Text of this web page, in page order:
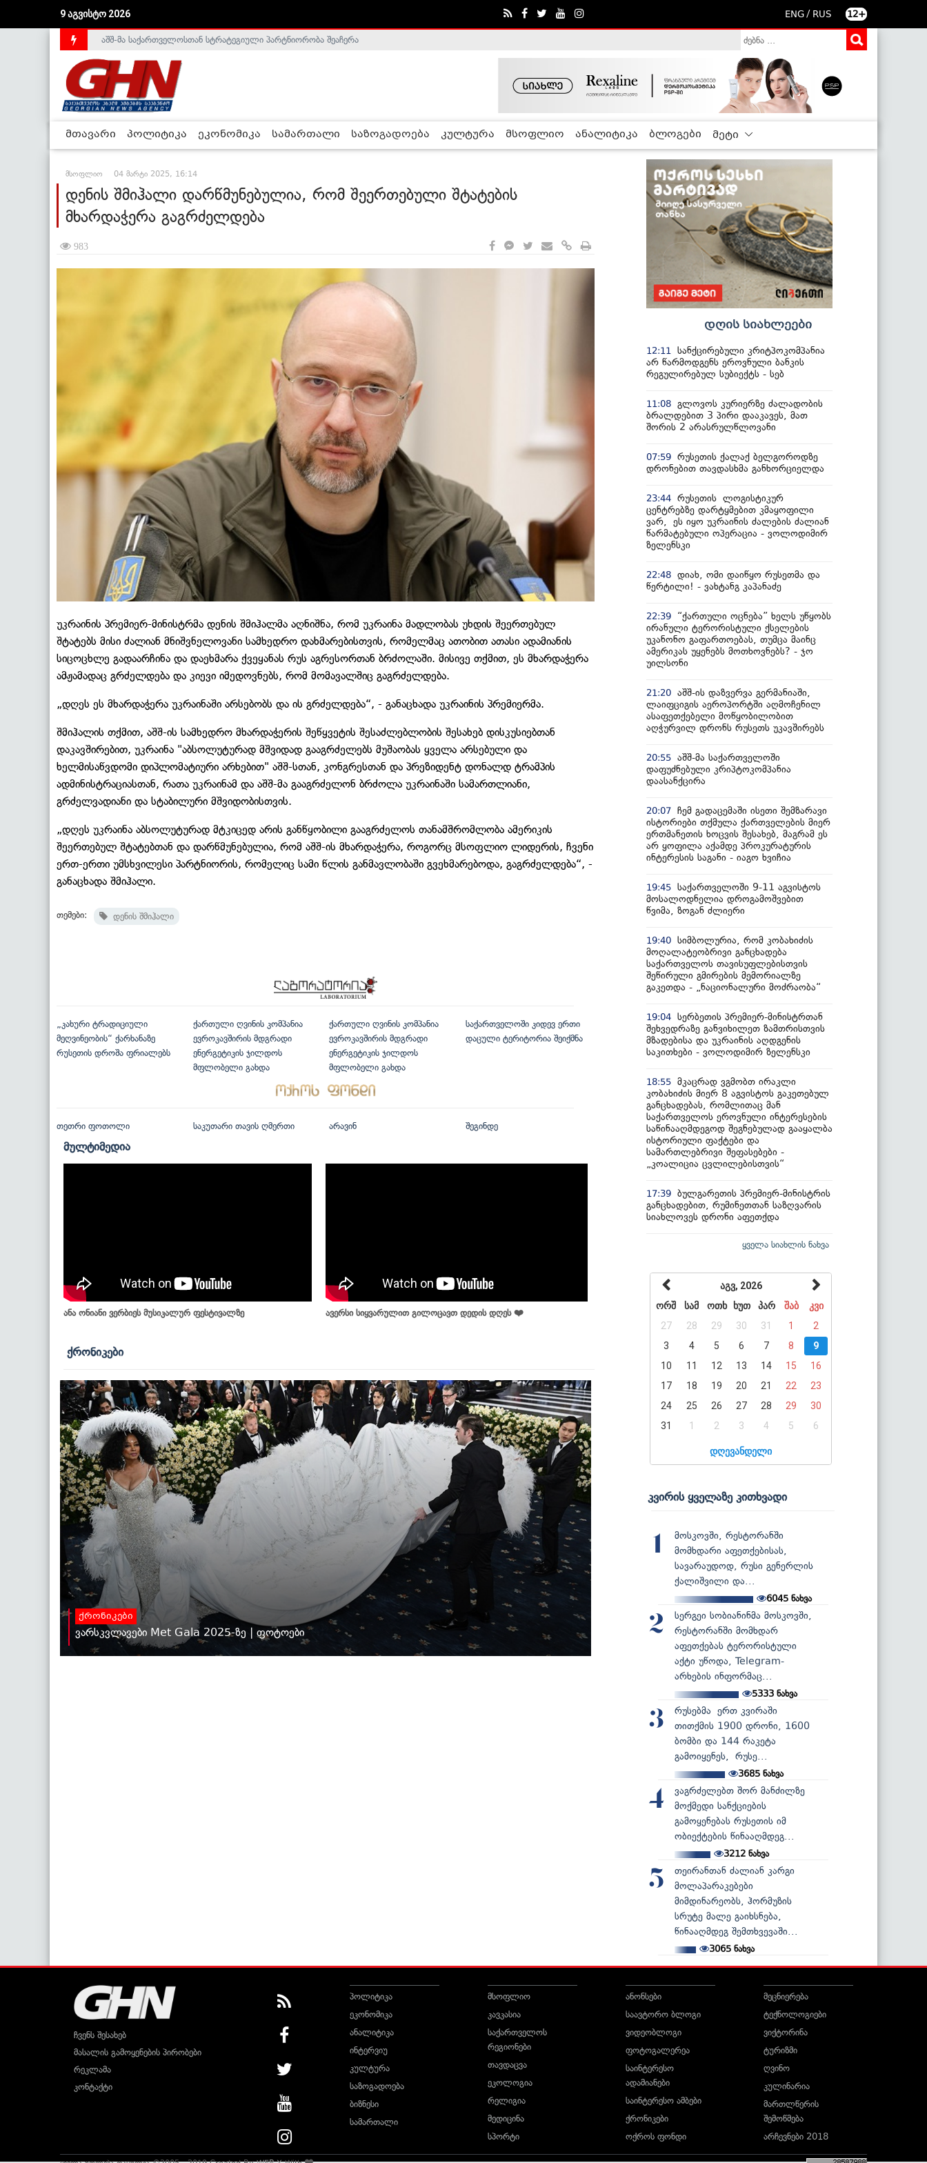
9 აგვისტო 2026 ENG / RUS 12+
საქართველოს დე-ფაქტო მთავრობა არალეგიტიმურია - ჰელსინკის კომისია
აშშ-მა საქართველოსთან სტრატეგიული პარტნიორობა შეაჩერა
მთავარი პოლიტიკა ეკონომიკა სამართალი საზოგადოება კულტურა მსოფლიო ანალიტიკა ბლოგები მეტი
მსოფლიო 04 მარტი 2025, 16:14
დენის შმიჰალი დარწმუნებულია, რომ შეერთებული შტატების
მხარდაჭერა გაგრძელდება
983
უკრაინის პრემიერ-მინისტრმა დენის შმიჰალმა აღნიშნა, რომ უკრაინა მადლობას უხდის შეერთებულ
შტატებს მისი ძალიან მნიშვნელოვანი სამხედრო დახმარებისთვის, რომელმაც ათობით ათასი ადამიანის
სიცოცხლე გადაარჩინა და დაეხმარა ქვეყანას რუს აგრესორთან ბრძოლაში. მისივე თქმით, ეს მხარდაჭერა
ამჟამადაც გრძელდება და კიევი იმედოვნებს, რომ მომავალშიც გაგრძელდება.
„დღეს ეს მხარდაჭერა უკრაინაში არსებობს და ის გრძელდება“, - განაცხადა უკრაინის პრემიერმა.
შმიჰალის თქმით, აშშ-ის სამხედრო მხარდაჭერის შეწყვეტის შესაძლებლობის შესახებ დისკუსიებთან
დაკავშირებით, უკრაინა "აბსოლუტურად მშვიდად გააგრძელებს მუშაობას ყველა არსებული და
ხელმისაწვდომი დიპლომატიური არხებით" აშშ-სთან, კონგრესთან და პრეზიდენტ დონალდ ტრამპის
ადმინისტრაციასთან, რათა უკრაინამ და აშშ-მა გააგრძელონ ბრძოლა უკრაინაში სამართლიანი,
გრძელვადიანი და სტაბილური მშვიდობისთვის.
„დღეს უკრაინა აბსოლუტურად მტკიცედ არის განწყობილი გააგრძელოს თანამშრომლობა ამერიკის
შეერთებულ შტატებთან და დარწმუნებულია, რომ აშშ-ის მხარდაჭერა, როგორც მსოფლიო ლიდერის, ჩვენი
ერთ-ერთი უმსხვილესი პარტნიორის, რომელიც სამი წლის განმავლობაში გვეხმარებოდა, გაგრძელდება“, -
განაცხადა შმიჰალი.
თემები: დენის შმიჰალი
„კახური ტრადიციული
მეღვინეობის“ ქარხანაზე
რუსეთის დროშა ფრიალებს
ქართული ღვინის კომპანია
ევროკავშირის მდგრადი
ენერგეტიკის ჯილდოს
მფლობელი გახდა
ქართული ღვინის კომპანია
ევროკავშირის მდგრადი
ენერგეტიკის ჯილდოს
მფლობელი გახდა
საქართველოში კიდევ ერთი
დაცული ტერიტორია შეიქმნა
თეთრი ფოთოლი საკუთარი თავის ღმერთი არავინ შეგინდე
მულტიმედია
ანა ონიანი ვერბიეს მუსიკალურ ფესტივალზე ავერსი სიყვარულით გილოცავთ დედის დღეს ❤️
ქრონიკები
ქრონიკები
ვარსკვლავები Met Gala 2025-ზე | ფოტოები
დღის სიახლეები
12:11
სანქცირებული კრიტპოკომპანია
არ წარმოდგენს ეროვნული ბანკის
რეგულირებულ სუბიექტს - სებ
11:08 გლოვოს კურიერზე ძალადობის
ბრალდებით 3 პირი დააკავეს, მათ
შორის 2 არასრულწლოვანი
07:59 რუსეთის ქალაქ ბელგოროდზე
დრონებით თავდასხმა განხორციელდა
23:44 რუსეთის ლოგისტიკურ
ცენტრებზე დარტყმებით კმაყოფილი
ვარ, ეს იყო უკრაინის ძალების ძალიან
წარმატებული ოპერაცია - ვოლოდიმირ
ზელენსკი
22:48 დიახ, ომი დაიწყო რუსეთმა და
წერტილი! - ვახტანგ კაპანაძე
22:39
“ქართული ოცნება” ხელს უწყობს
ირანული ტერორისტული ქსელების
უკანონო გაფართოებას, თუმცა მაინც
ამერიკას უყენებს მოთხოვნებს? - ჯო
უილსონი
21:20 აშშ-ის დაზვერვა გერმანიაში,
ლაიფციგის აეროპორტში აღმოჩენილ
ასაფეთქებელი მოწყობილობით
აღჭურვილ დრონს რუსეთს უკავშირებს
20:55 აშშ-მა საქართველოში
დაფუძნებული კრიპტოკომპანია
დაასანქცირა
20:07 ჩემ გადაცემაში ისეთი შემზარავი
ისტორიები თქმულა ქართველების მიერ
ერთმანეთის ხოცვის შესახებ, მაგრამ ეს
არ ყოფილა აქამდე პროკურატურის
ინტერესის საგანი - იაგო ხვიჩია
19:45 საქართველოში 9-11 აგვისტოს
მოსალოდნელია დროგამოშვებით
წვიმა, ზოგან ძლიერი
19:40 სიმბოლურია, რომ კობახიძის
მოღალატეობრივი განცხადება
საქართველოს თავისუფლებისთვის
შეწირული გმირების მემორიალზე
გაკეთდა - „ნაციონალური მოძრაობა“
19:04 სერბეთის პრემიერ-მინისტრთან
შეხვედრაზე განვიხილეთ ზამთრისთვის
მზადებისა და უკრაინის აღდგენის
საკითხები - ვოლოდიმირ ზელენსკი
18:55 მკაცრად ვგმობთ ირაკლი
კობახიძის მიერ 8 აგვისტოს გაკეთებულ
განცხადებას, რომლითაც მან
საქართველოს ეროვნული ინტერესების
საწინააღმდეგოდ შეგნებულად გააყალბა
ისტორიული ფაქტები და
სამართლებრივი შეფასებები -
„კოალიცია ცვლილებისთვის“
17:39 ბულგარეთის პრემიერ-მინისტრის
განცხადებით, რუმინეთთან საზღვარის
სიახლოვეს დრონი აფეთქდა
ყველა სიახლის ნახვა
აგვ, 2026
ორშ
სამ ოთხ ხუთ პარ შაბ
კვი
27
28 29 30 31 1
2
3
4 5 6 7 8
9
10
11 12 13 14 15
16
17
18 19 20 21 22
23
24
25 26 27 28 29
30
31
1 2 3 4 5 6
დღევანდელი
კვირის ყველაზე კითხვადი
1
მოსკოვში, რესტორანში
მომხდარი აფეთქებისას,
სავარაუდოდ, რუსი გენერლის
ქალიშვილი და...
6045 ნახვა
2
სერგეი სობიანინმა მოსკოვში,
რესტორანში მომხდარ
აფეთქებას ტერორისტული
აქტი უწოდა, Telegram-
არხების ინფორმაც...
5333 ნახვა
3
რუსებმა ერთ კვირაში
თითქმის 1900 დრონი, 1600
ბომბი და 144 რაკეტა
გამოიყენეს, რუსე...
3685ნახვა
4
ვაგრძელებთ შორ მანძილზე
მოქმედი სანქციების
გამოყენებას რუსეთის იმ
ობიექტების წინააღმდეგ...
3212ნახვა
5
თეირანთან ძალიან კარგი
მოლაპარაკებები
მიმდინარეობს, ჰორმუზის
სრუტე მალე გაიხსნება,
წინააღმდეგ შემთხვევაში...
3065 ნახვა
ჩვენს შესახებ
მასალის გამოყენების პირობები
რეკლამა
კონტაქტი
პოლიტიკა
ეკონომიკა
ანალიტიკა
ინტერვიუ
კულტურა
საზოგადოება
ბიზნესი
სამართალი
მსოფლიო
კავკასია
საქართველოს
რეგიონები
თავდაცვა
ეკოლოგია
რელიგია
მედიცინა
სპორტი
ანონსები
საავტორო ბლოგი
ვიდეობლოგი
ფოტოგალერეა
საინტერესო
ადამიანები
საინტერესო ამბები
ქრონიკები
ოქროს ფონდი
მეცნიერება
ტექნოლოგიები
ვიქტორინა
ტურიზმი
ღვინო
კულინარია
მართლწერის
შემოწმება
არჩევნები 2018